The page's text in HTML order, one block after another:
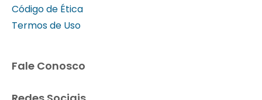
Código de Ética
Termos de Uso
Fale Conosco